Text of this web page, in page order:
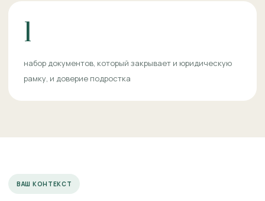
1
набор документов, который закрывает и юридическую
рамку, и доверие подростка
ВАШ КОНТЕКСТ